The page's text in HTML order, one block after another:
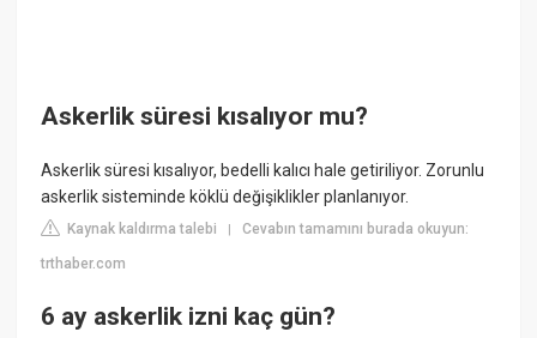
Askerlik süresi kısalıyor mu?
Askerlik süresi kısalıyor, bedelli kalıcı hale getiriliyor. Zorunlu
askerlik sisteminde köklü değişiklikler planlanıyor.
Kaynak kaldırma talebi |Cevabın tamamını burada okuyun:
trthaber.com
6 ay askerlik izni kaç gün?